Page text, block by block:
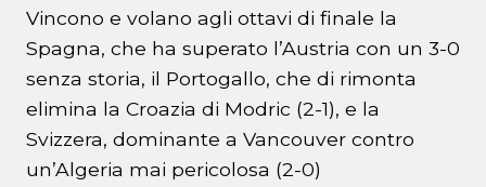
Vincono e volano agli ottavi di finale la
Spagna, che ha superato l’Austria con un 3-0
senza storia, il Portogallo, che di rimonta
elimina la Croazia di Modric (2-1), e la
Svizzera, dominante a Vancouver contro
un’Algeria mai pericolosa (2-0)